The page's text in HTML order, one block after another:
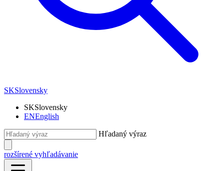
SKSlovensky
SKSlovensky
ENEnglish
Hľadaný výraz
rozšírené vyhľadávanie